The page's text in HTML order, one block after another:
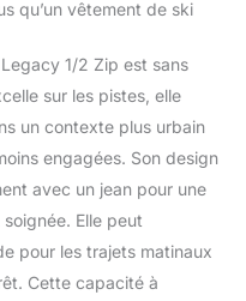
qu’un vêtement de ski
1/2 Zip est sans
sur les pistes, elle
un contexte plus urbain
engagées. Son design
avec un jean pour une
Elle peut
pour les trajets matinaux
Cette capacité à